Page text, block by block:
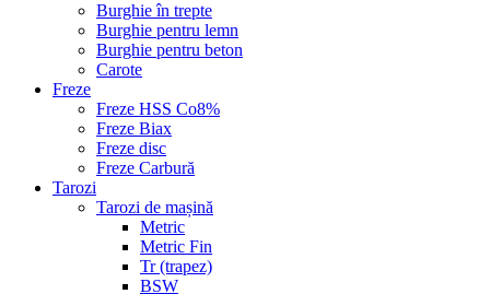
Burghie în trepte
Burghie pentru lemn
Burghie pentru beton
Carote
Freze
Freze HSS Co8%
Freze Biax
Freze disc
Freze Carbură
Tarozi
Tarozi de mașină
Metric
Metric Fin
Tr (trapez)
BSW